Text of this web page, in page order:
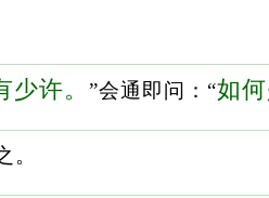
许。 ”会通即问：“如
。